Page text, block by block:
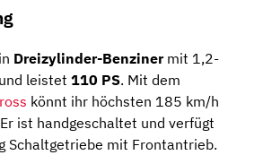
Dreizylinder-Benzinermit 1,2-
leistet 110 PS. Mit dem
könnt ihr höchsten 185 km/h
ist handgeschaltet und verfügt
Schaltgetriebe mit Frontantrieb.